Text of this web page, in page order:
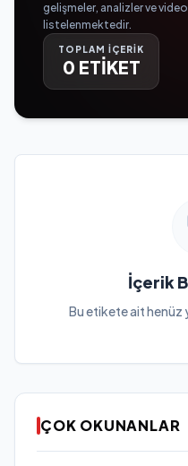
gelişmeler, analizler ve
listelenmektedir.
TOPLAM İÇERİK
0 ETİKET
İçerik
Bu etikete ait henüz
ÇOK OKUNANLAR